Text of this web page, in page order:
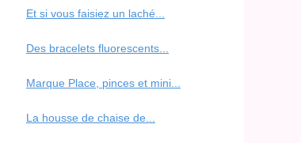
Et si vous faisiez un laché...
Des bracelets fluorescents...
Marque Place, pinces et mini...
La housse de chaise de...